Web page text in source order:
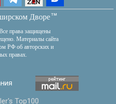
Дворетм
права защищены
Материалы сайта
РФ об авторских и
правах.